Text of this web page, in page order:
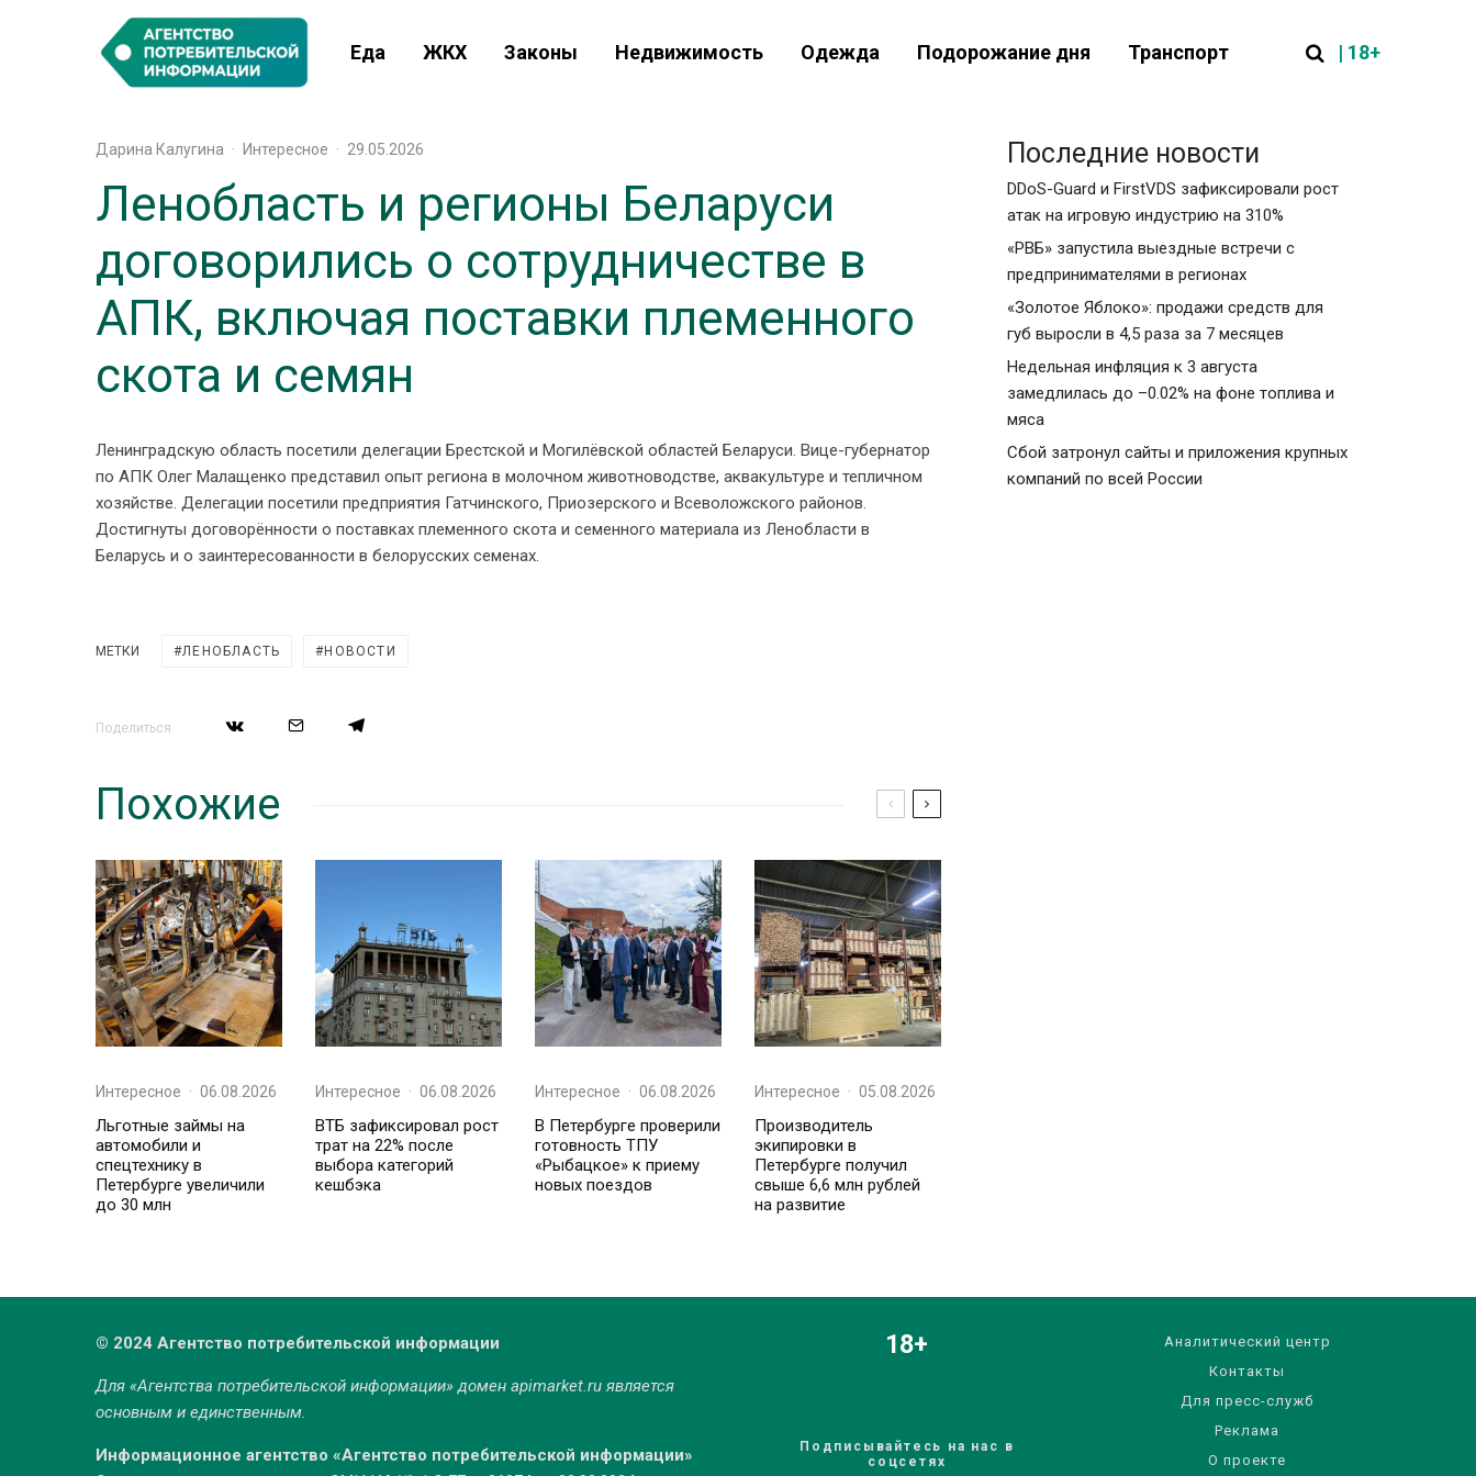
Еда ЖКХ Законы Недвижимость Одежда Подорожание дня Транспорт | 18+
Дарина Калугина · Интересное · 29.05.2026
Ленобласть и регионы Беларуси
договорились о сотрудничестве в
АПК, включая поставки племенного
скота и семян
Ленинградскую область посетили делегации Брестской и Могилёвской областей Беларуси. Вице-губернатор
по АПК Олег Малащенко представил опыт региона в молочном животноводстве, аквакультуре и тепличном
хозяйстве. Делегации посетили предприятия Гатчинского, Приозерского и Всеволожского районов.
Достигнуты договорённости о поставках племенного скота и семенного материала из Ленобласти в
Беларусь и о заинтересованности в белорусских семенах.
МЕТКИ ЛЕНОБЛАСТЬ НОВОСТИ
Поделиться
Похожие
Интересное · 06.08.2026
Льготные займы на
автомобили и
спецтехнику в
Петербурге увеличили
до 30 млн
Интересное · 06.08.2026
ВТБ зафиксировал рост
трат на 22% после
выбора категорий
кешбэка
Интересное · 06.08.2026
В Петербурге проверили
готовность ТПУ
«Рыбацкое» к приему
новых поездов
Интересное · 05.08.2026
Производитель
экипировки в
Петербурге получил
свыше 6,6 млн рублей
на развитие
Последние новости
DDoS-Guard и FirstVDS зафиксировали рост
атак на игровую индустрию на 310%
«РВБ» запустила выездные встречи с
предпринимателями в регионах
«Золотое Яблоко»: продажи средств для
губ выросли в 4,5 раза за 7 месяцев
Недельная инфляция к 3 августа
замедлилась до –0.02% на фоне топлива и
мяса
Сбой затронул сайты и приложения крупных
компаний по всей России
© 2024 Агентство потребительской информации
Для «Агентства потребительской информации» домен apimarket.ruявляется
основным и единственным.
Информационное агентство «Агентство потребительской информации»
18+
Подписывайтесь на нас в
соцсетях
Аналитический центр
Контакты
Для пресс-служб
Реклама
О проекте